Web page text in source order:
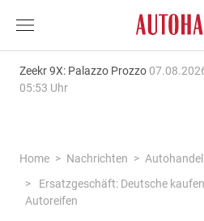
Zeekr 9X: Palazzo Prozzo
05:53 Uhr
Home Nachrichten
Autohandel
Ersatzgeschäft: Deutsche
Autoreifen